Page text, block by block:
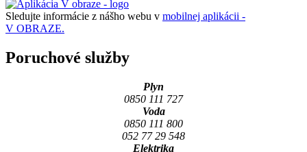
Sledujte informácie z nášho webu v mobilnej aplikácii -
V OBRAZE.
Poruchové služby
Plyn
0850 111 727
Voda
0850 111 800
052 77 29 548
Elektrika